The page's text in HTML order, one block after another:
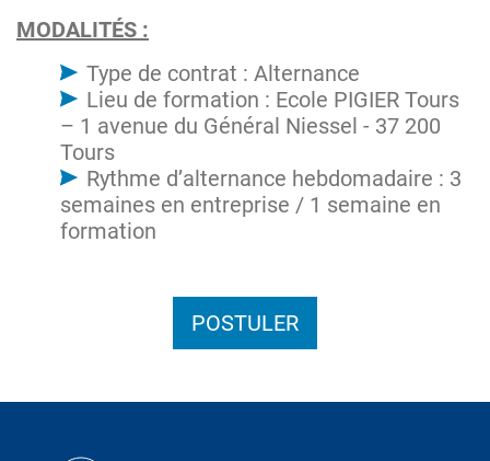
MODALITÉS :
Type de contrat : Alternance
Lieu de formation : Ecole PIGIER Tours
– 1 avenue du Général Niessel - 37 200
Tours
Rythme d’alternance hebdomadaire : 3
semaines en entreprise / 1 semaine en
formation
POSTULER